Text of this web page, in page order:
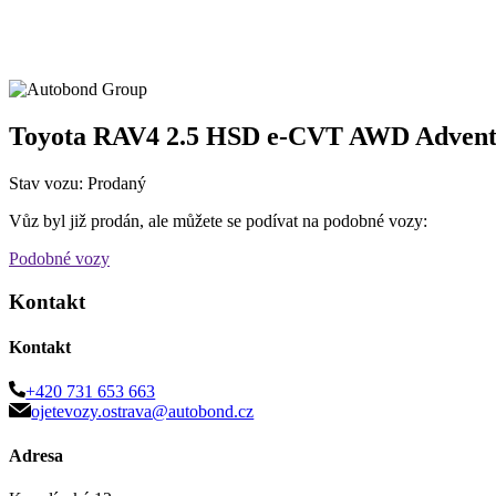
Toyota RAV4 2.5 HSD e-CVT AWD
Stav vozu: Prodaný
Vůz byl již prodán, ale můžete se podívat na podobné vozy:
Podobné vozy
Kontakt
Kontakt
+420 731 653 663
ojetevozy.ostrava@autobond.cz
Adresa